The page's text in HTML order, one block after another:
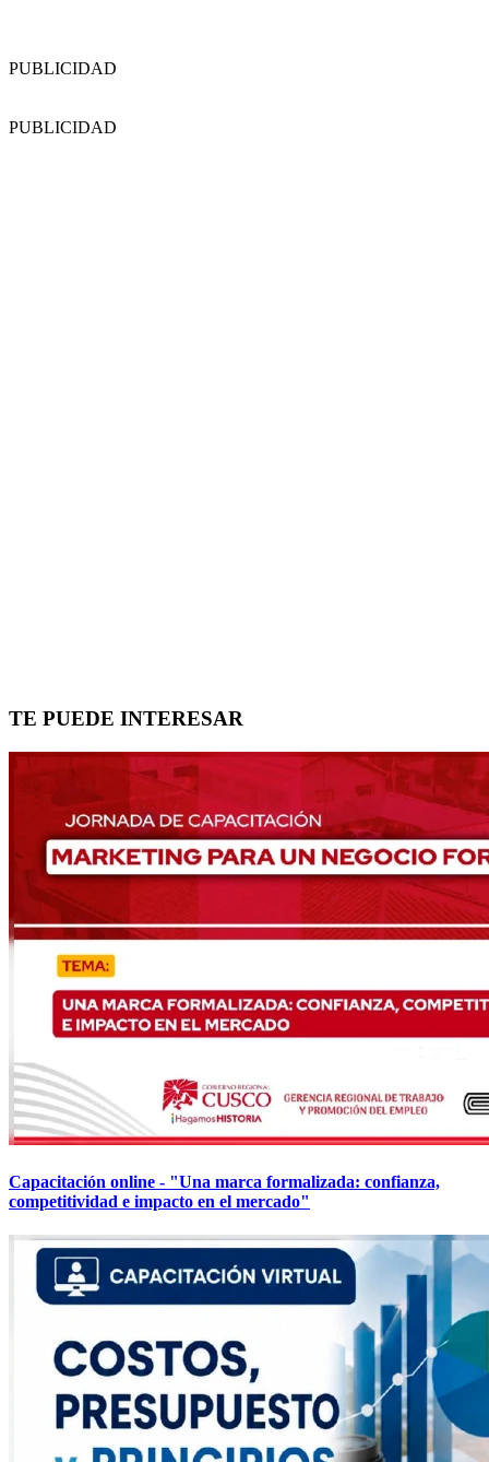
PUBLICIDAD
PUBLICIDAD
TE PUEDE INTERESAR
Capacitación online - "Una marca formalizada: confianza,
competitividad e impacto en el mercado"